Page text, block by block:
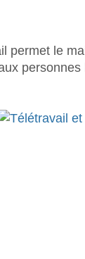
permet le
personnes